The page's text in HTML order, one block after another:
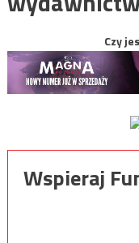
Czy
Wspieraj